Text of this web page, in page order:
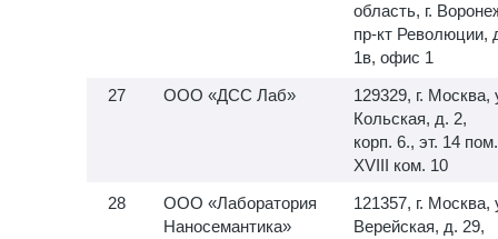
область, г.
пр-кт Революции,
1в, офис 1
ООО «ДСС Лаб»
129329, г. Москва,
Кольская, д. 2,
корп. 6., эт. 14 пом.
XVIII ком. 10
ООО «Лаборатория
Наносемантика»
121357, г. Москва,
Верейская, д. 29,